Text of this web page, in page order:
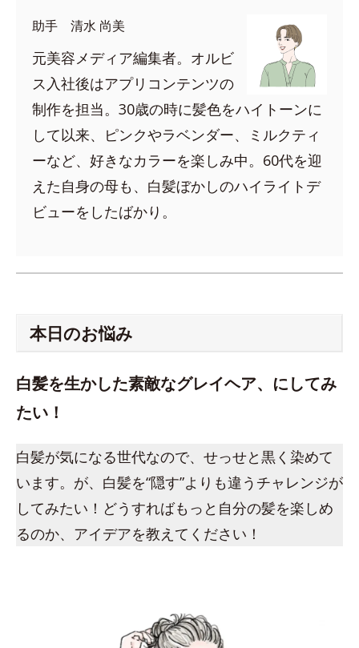
助手 清水 尚美
元美容メディア編集者。オルビ
ス入社後はアプリコンテンツの
制作を担当。30歳の時に髪色をハイトーンに
して以来、ピンクやラベンダー、ミルクティ
ーなど、好きなカラーを楽しみ中。60代を迎
えた自身の母も、白髪ぼかしのハイライトデ
ビューをしたばかり。
本日のお悩み
白髪を生かした素敵なグレイヘア、にしてみ
たい！
白髪が気になる世代なので、せっせと黒く染めて
います。が、白髪を“隠す”よりも違うチャレンジが
してみたい！どうすればもっと自分の髪を楽しめ
るのか、アイデアを教えてください！